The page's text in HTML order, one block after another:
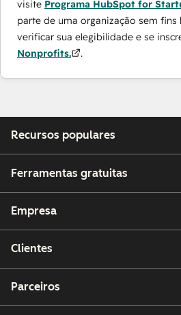
visite Programa HubSpot for
parte de uma organização sem fins
verificar sua elegibilidade e se
Nonprofits.
.
Recursos populares
Ferramentas gratuitas
Empresa
Clientes
Parceiros